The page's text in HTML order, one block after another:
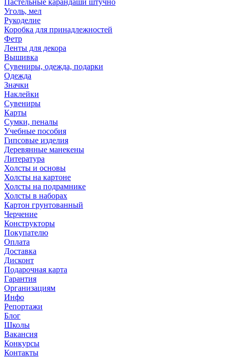
Пастельные карандаши штучно
Уголь, мел
Рукоделие
Коробка для принадлежностей
Фетр
Ленты для декора
Вышивка
Сувениры, одежда, подарки
Одежда
Значки
Наклейки
Сувениры
Карты
Сумки, пеналы
Учебные пособия
Гипсовые изделия
Деревянные манекены
Литература
Холсты и основы
Холсты на картоне
Холсты на подрамнике
Холсты в наборах
Картон грунтованный
Черчение
Конструкторы
Покупателю
Оплата
Доставка
Дисконт
Подарочная карта
Гарантия
Организациям
Инфо
Репортажи
Блог
Школы
Вакансия
Конкурсы
Контакты